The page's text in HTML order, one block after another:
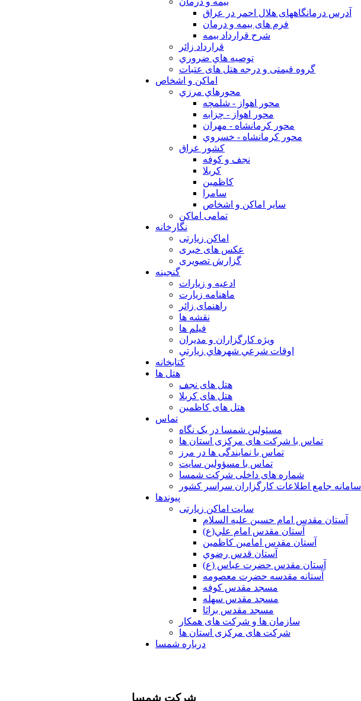
آدرس درمانگاههای هلال احمر در عراق
فرم های بیمه و درمان
شرح قرارداد بیمه
قرارداد زائر
توصيه هاي ضروري
گروه قیمتی و درجه هتل های عتبات
اماکن و اشخاص
محورهاي مرزي
محور اهواز - شلمچه
محور اهواز - چزابه
محور كرمانشاه - مهران
محور كرمانشاه - خسروي
كشور عراق
نجف و كوفه
كربلا
كاظمين
سامرا
ساير اماكن و اشخاص
تمامی اماکن
نگارخانه
اماکن زیارتی
عکس های خبری
گزارش تصویری
گنجینه
ادعیه و زیارات
ماهنامه زیارت
راهنمای زائر
نقشه ها
فیلم ها
ويژه كارگزاران و مديران
اوقات شرعي شهرهاي زيارتي
کتابخانه
هتل ها
هتل های نجف
هتل های کربلا
هتل های کاظمین
تماس
مسئولین شمسا در یک نگاه
تماس با شرکت های مرکزی استان ها
تماس با نمایندگی ها در مرز
تماس با مسؤولین سایت
شماره های داخلی شرکت شمسا
سامانه جامع اطلاعات کارگزاران سراسر کشور
پیوندها
سایت اماکن زیارتی
آستان مقدس امام حسين عليه السلام
آستان مقدس امام علي(ع)
آستان مقدس امامين كاظمين
آستان قدس رضوي
آستان مقدس حضرت عباس (ع)
آستانه مقدسه حضرت معصومه
مسجد مقدس كوفه
مسجد مقدس سهله
مسجد مقدس براثا
سازمان ها و شرکت های همکار
شرکت های مرکزی استان ها
درباره شمسا
شرکت شمسا